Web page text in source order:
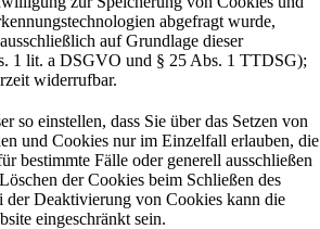
abgefragt wurde,
auf Grundlage dieser
1 lit. a DSGVO und § 25 Abs. 1 TTDSG);
widerrufbar.
so einstellen, dass Sie über das Setzen von
und Cookies nur im Einzelfall erlauben, die
bestimmte Fälle oder generell ausschließen
der Cookies beim Schließen des
der Deaktivierung von Cookies kann die
eingeschränkt sein.